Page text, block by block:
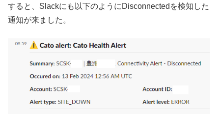
すると、Slackにも以下のようにDisconnectedを検知した
通知が来ました。